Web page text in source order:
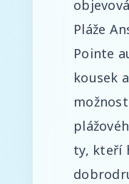
Pláže
Pointe
kousek
ty, kteří